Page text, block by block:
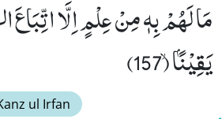
مَا لَهُمْ بِهٖ مِنْ عِلْمٍ اِلَّا اتِّبَاعَ
یَقِیْنًۢاۙ (157)
ul Irfan